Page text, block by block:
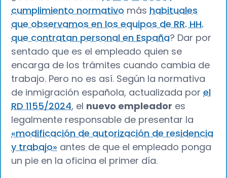
cumplimiento normativo máshabituales
que observamos en los equipos de RR. HH.
que contratan personal en España? Dar por
sentado que es el empleado quien se
encarga de los trámites cuando cambia de
trabajo. Pero no es así. Según la normativa
de inmigración española, actualizada porel
RD 1155/2024, el nuevo empleador es
legalmente responsable de presentar la
«modificación de autorización de residencia
y trabajo» antes de que el empleado ponga
un pie en la oficina el primer día.